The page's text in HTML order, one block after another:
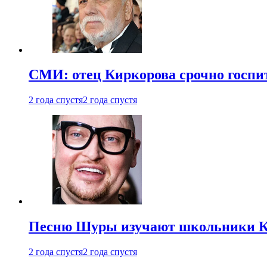
СМИ: отец Киркорова срочно
2 года спустя2 года спустя
Песню Шуры изучают школьники
2 года спустя2 года спустя